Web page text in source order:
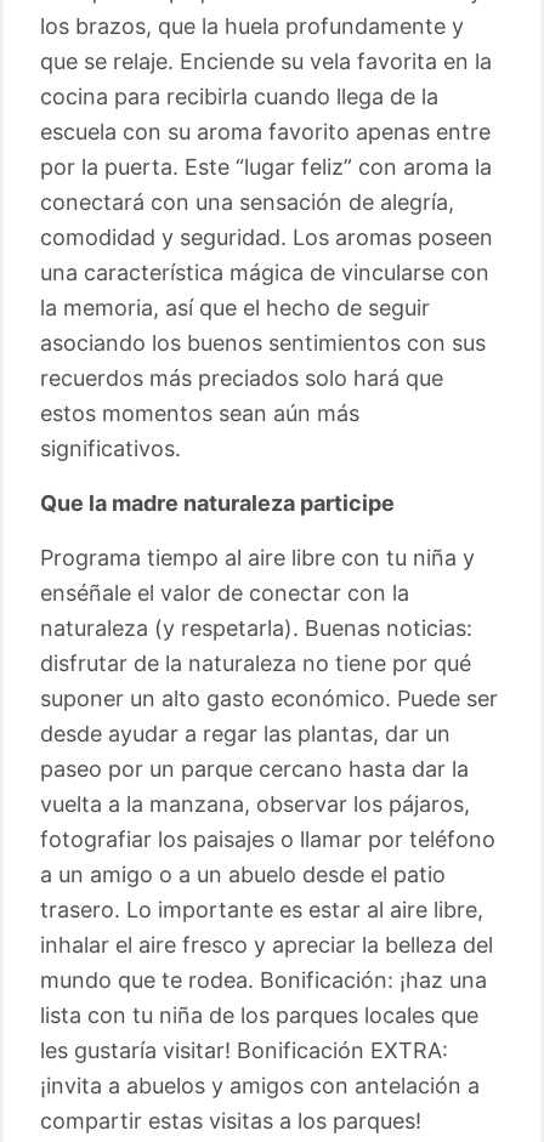
los brazos, que la huela profundamente y
que se relaje. Enciende su vela favorita en la
cocina para recibirla cuando llega de la
escuela con su aroma favorito apenas entre
por la puerta. Este “lugar feliz” con aroma la
conectará con una sensación de alegría,
comodidad y seguridad. Los aromas poseen
una característica mágica de vincularse con
la memoria, así que el hecho de seguir
asociando los buenos sentimientos con sus
recuerdos más preciados solo hará que
estos momentos sean aún más
significativos.
Que la madre naturaleza participe
Programa tiempo al aire libre con tu niña y
enséñale el valor de conectar con la
naturaleza (y respetarla). Buenas noticias:
disfrutar de la naturaleza no tiene por qué
suponer un alto gasto económico. Puede ser
desde ayudar a regar las plantas, dar un
paseo por un parque cercano hasta dar la
vuelta a la manzana, observar los pájaros,
fotografiar los paisajes o llamar por teléfono
a un amigo o a un abuelo desde el patio
trasero. Lo importante es estar al aire libre,
inhalar el aire fresco y apreciar la belleza del
mundo que te rodea. Bonificación: ¡haz una
lista con tu niña de los parques locales que
les gustaría visitar! Bonificación EXTRA:
¡invita a abuelos y amigos con antelación a
compartir estas visitas a los parques!